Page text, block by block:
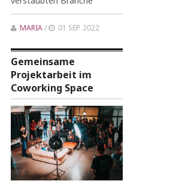
MARIA/ 01 SEP. 2022
Gemeinsame
Projektarbeit im
Coworking Space